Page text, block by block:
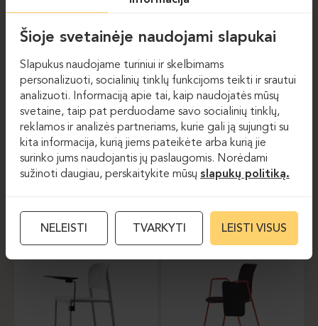
2M
IBEBI-BIO TDX IBEBI-NUME BRC
Šioje svetainėje naudojami slapukai
Slapukus naudojame turiniui ir skelbimams
personalizuoti, socialinių tinklų funkcijoms teikti ir srautui
analizuoti. Informaciją apie tai, kaip naudojatės mūsų
svetaine, taip pat perduodame savo socialinių tinklų,
reklamos ir analizės partneriams, kurie gali ją sujungti su
kita informacija, kurią jiems pateikėte arba kurią jie
surinko jums naudojantis jų paslaugomis. Norėdami
sužinoti daugiau, perskaitykite mūsų slapukų politiką.
NELEISTI TVARKYTI LEISTI VISUS